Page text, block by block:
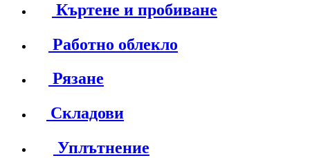
Къртене и пробиване
Работно облекло
Рязане
Складови
Уплътнение